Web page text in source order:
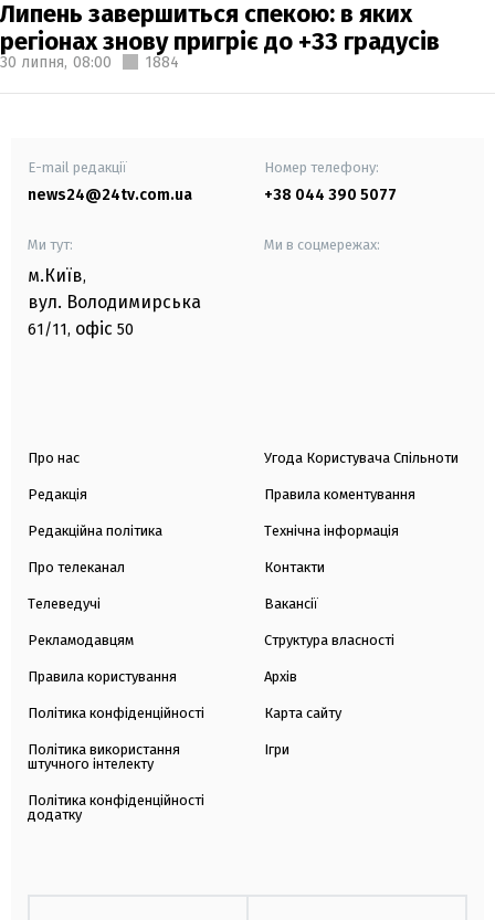
Липень завершиться спекою: в яких
регіонах знову пригріє до +33 градусів
30 липня, 08:00 1884
E-mail редакції
news24@24tv.com.ua
Номер телефону:
+38 044 390 5077
Ми тут:
м.Київ,
вул. Володимирська
61/11, офіс 50
Ми в соцмережах:
Про нас
Редакція
Редакційна політика
Про телеканал
Телеведучі
Рекламодавцям
Правила користування
Політика конфіденційності
Політика використання
штучного інтелекту
Політика конфіденційності
додатку
Угода Користувача Спільноти
Правила коментування
Технічна інформація
Контакти
Вакансії
Структура власності
Архів
Карта сайту
Ігри